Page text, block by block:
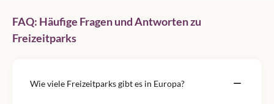
FAQ: Häufige Fragen und Antworten zu
Freizeitparks
Wie viele Freizeitparks gibt es in Europa?